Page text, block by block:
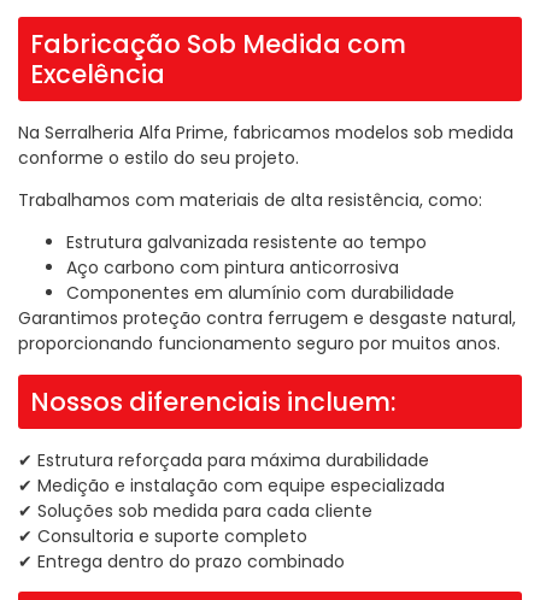
Fabricação Sob Medida com
Excelência
Na Serralheria Alfa Prime, fabricamos modelos sob medida
conforme o estilo do seu projeto.
Trabalhamos com materiais de alta resistência, como:
Estrutura galvanizada resistente ao tempo
Aço carbono com pintura anticorrosiva
Componentes em alumínio com durabilidade
Garantimos proteção contra ferrugem e desgaste natural,
proporcionando funcionamento seguro por muitos anos.
Nossos diferenciais incluem:
✔ Estrutura reforçada para máxima durabilidade
✔ Medição e instalação com equipe especializada
✔ Soluções sob medida para cada cliente
✔ Consultoria e suporte completo
✔ Entrega dentro do prazo combinado